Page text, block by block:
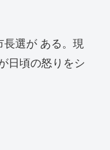
選が ある。現
日頃の怒りをシ